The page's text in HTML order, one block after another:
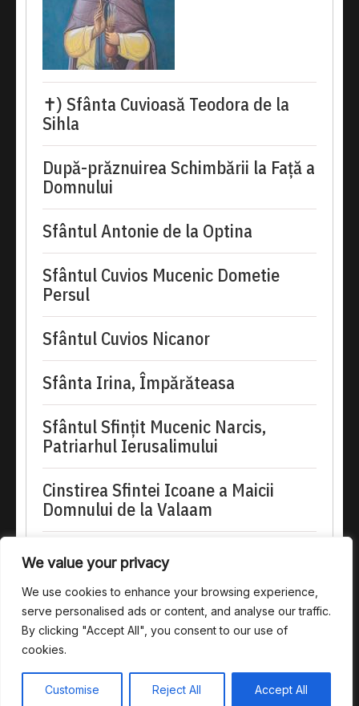
We value your privacy
We use cookies to enhance your browsing experience,
serve personalised ads or content, and analyse our traffic.
By clicking "Accept All", you consent to our use of
cookies.
Customise Reject All Accept All
✝) Sfânta Cuvioasă Teodora de la
Sihla
După-prăznuirea Schimbării la Față a
Domnului
Sfântul Antonie de la Optina
Sfântul Cuvios Mucenic Dometie
Persul
Sfântul Cuvios Nicanor
Sfânta Irina, Împărăteasa
Sfântul Sfinţit Mucenic Narcis,
Patriarhul Ierusalimului
Cinstirea Sfintei Icoane a Maicii
Domnului de la Valaam
Preia articolele Doxologia în site-ul tău!